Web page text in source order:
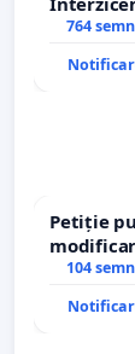
764
Petiție
– Hanu
104